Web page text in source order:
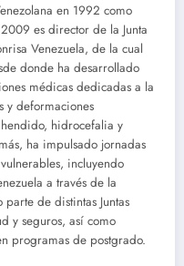
en 1992 como
es director de la Junta
Venezuela, de la cual
donde ha desarrollado
médicas dedicadas a la
y deformaciones
hidrocefalia y
ha impulsado jornadas
incluyendo
a través de la
de distintas Juntas
y seguros, así como
programas de postgrado.